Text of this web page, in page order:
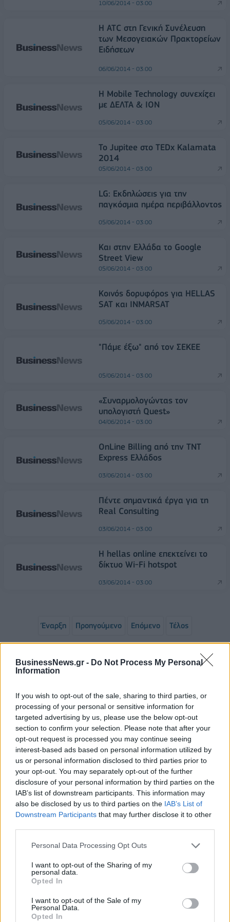
BusinessNews.gr - Do Not Process My Personal
Information
If you wish to opt-out of the sale, sharing to third parties, or
processing of your personal or sensitive information for
targeted advertising by us, please use the below opt-out
section to confirm your selection. Please note that after your
opt-out request is processed you may continue seeing
interest-based ads based on personal information utilized by
us or personal information disclosed to third parties prior to
your opt-out. You may separately opt-out of the further
disclosure of your personal information by third parties on the
IAB’s list of downstream participants. This information may
also be disclosed by us to third parties on the IAB’s List of
Downstream Participants that may further disclose it to other
Personal Data Processing Opt Outs
I want to opt-out of the Sharing of my
personal data.
Opted In
I want to opt-out of the Sale of my
Personal Data.
Opted In
10/06/2014 - 03:00
H ATC στη Γενική Συνέλευση
των Μεσογειακών Πρακτορείων
Ειδήσεων
06/06/2014 - 03:00
Η Mobile Technology συνεχίζει
με ΔΕΛΤΑ & ΙΟΝ
05/06/2014 - 03:00
Το Jupitee στο TEDx Kalamata
2014
05/06/2014 - 03:00
LG: Εκδηλώσεις για την
παγκόσμια ημέρα περιβάλλοντος
05/06/2014 - 03:00
Και στην Ελλάδα το Google
Street View
05/06/2014 - 03:00
Κοινός δορυφόρος για HELLAS
SAT και ΙNMARSAT
05/06/2014 - 03:00
"Πάμε έξω" από τον ΣΕΚΕΕ
05/06/2014 - 03:00
«Συναρμολογώντας τον
υπολογιστή Quest»
04/06/2014 - 03:00
OnLine Billing από την TNT
Express Ελλάδος
03/06/2014 - 03:00
Πέντε σημαντικά έργα για τη
Real Consulting
03/06/2014 - 03:00
Η hellas online επεκτείνει το
δίκτυο Wi-Fi hotspot
03/06/2014 - 03:00
Έναρξη Προηγούμενο Επόμενο Τέλος
ΡΟΗ ΕΙΔΗΣΕΩΝ
ΥΠΑΑΤ: Επιπλέον 12,5 εκατ. ευρώ στις Περιφέρειες
για την ενίσχυση της βιοασφάλειας
07/08/2026 - 17:02 ΟΙΚΟΝΟΜΙΑ
Deloitte Ελλάδος: Χρηματοοικονομικός σύμβουλος
της ΔΕΗ για την είσοδο στην πολωνική αγορά
ενέργειας
07/08/2026 - 16:38
Στρατηγική επένδυση του EFA GROUP στη Fractal
για την ανάπτυξη προηγμένων αμυντικών